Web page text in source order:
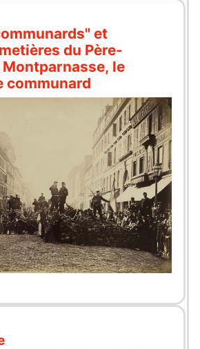
et
du Père-
le
communard